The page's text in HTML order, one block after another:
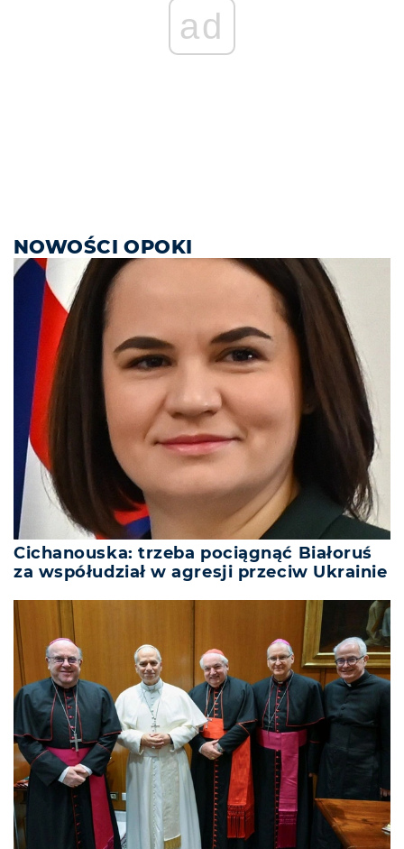
ad
NOWOŚCI OPOKI
Cichanouska: trzeba pociągnąć Białoruś
za współudział w agresji przeciw Ukrainie